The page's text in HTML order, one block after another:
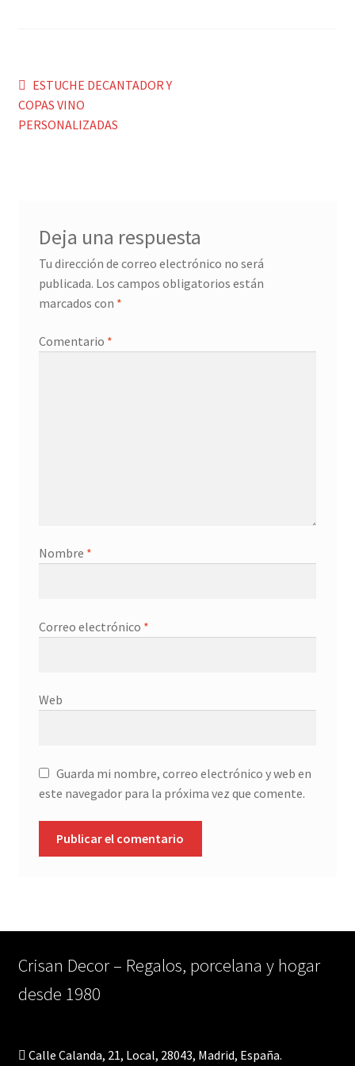
Muebles
Detalles ceremonia, regalo publicitario, promocional
Navegación
de
Anterior:
ESTUCHE DECANTADOR Y
COPAS VINO
PERSONALIZADAS
Deja una respuesta
Tu dirección de correo electrónico no será
publicada. Los campos obligatorios están
marcados con *
Comentario *
Nombre *
Correo electrónico *
Web
Guarda mi nombre, correo electrónico y web en
este navegador para la próxima vez que comente.
Crisan Decor – Regalos, porcelana y hogar
desde 1980
Calle Calanda, 21, Local, 28043, Madrid, España.